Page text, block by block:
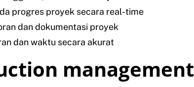
progres proyek secara real-time
dan dokumentasi proyek
dan waktu secara akurat
management